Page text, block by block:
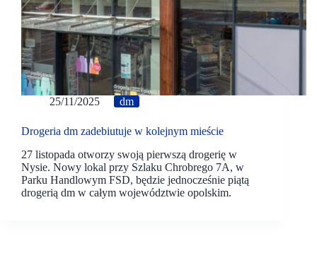
25/11/2025 dm
Drogeria dm zadebiutuje w kolejnym mieście
27 listopada otworzy swoją pierwszą drogerię w
Nysie. Nowy lokal przy Szlaku Chrobrego 7A, w
Parku Handlowym FSD, będzie jednocześnie piątą
drogerią dm w całym województwie opolskim.